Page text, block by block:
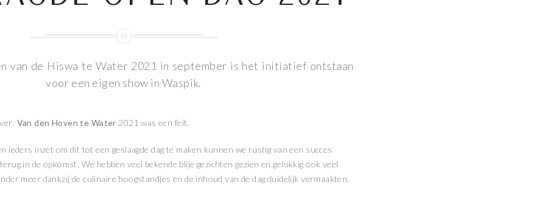
van de Hiswa te Water 2021 in september is het initiatief ontstaan
voor een eigen show in Waspik.
Van den Hoven te Water 2021 was een feit.
ieders inzet om dit tot een geslaagde dag te maken kunnen we rustig van een succes
in de opkomst. We hebben veel bekende blije gezichten gezien en gelukkig ook veel
meer dankzij de culinaire hoogstandjes en de inhoud van de dag duidelijk vermaakten.